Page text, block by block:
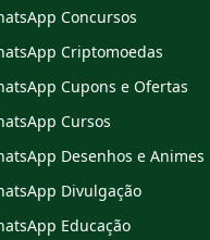
Concursos
Criptomoedas
Cupons e Ofertas
Cursos
Desenhos e Animes
Divulgação
Educação